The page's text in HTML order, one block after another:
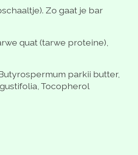
Zo gaat je bar
quat (tarwe proteine),
parkii butter,
Tocopherol